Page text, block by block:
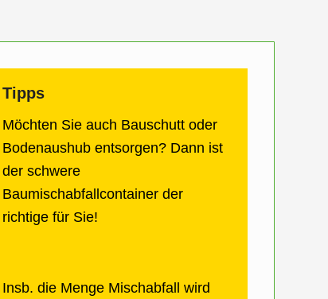
Tipps
Möchten Sie auch Bauschutt oder
Bodenaushub entsorgen? Dann ist
der schwere
Baumischabfallcontainer der
richtige für Sie!
Insb. die Menge Mischabfall wird